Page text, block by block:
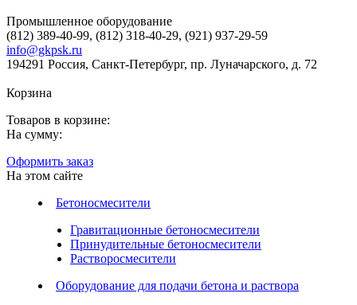
Промышленное оборудование
(812) 389-40-99, (812) 318-40-29, (921) 937-29-59
info@gkpsk.ru
194291 Россия, Санкт-Петербург, пр. Луначарского, д. 72
Корзина
Товаров в корзине:
На сумму:
Оформить заказ
На этом сайте
Бетоносмесители
Гравитационные бетоносмесители
Принудительные бетоносмесители
Растворосмесители
Оборудование для подачи бетона и раствора